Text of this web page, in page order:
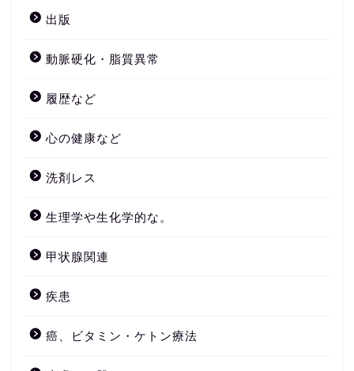
出版
動脈硬化・脂質異常
履歴など
心の健康など
洗剤レス
生理学や生化学的な。
甲状腺関連
疾患
癌、ビタミン・ケトン療法